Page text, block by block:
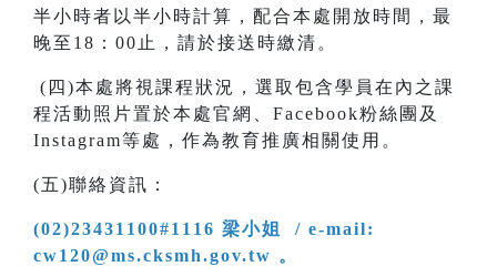
半小時者以半小時計算，配合本處開放時間，最
晚至18：00止，請於接送時繳清。
(四)本處將視課程狀況，選取包含學員在內之課
程活動照片置於本處官網、Facebook粉絲團及
Instagram等處，作為教育推廣相關使用。
(五)聯絡資訊：
(02)23431100#1116 梁小姐 / e-mail:
cw120@ms.cksmh.gov.tw 。